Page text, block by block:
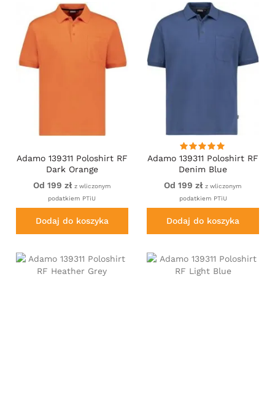
Adamo 139311 Poloshirt RF
Dark Orange
Od 199 zł z wliczonym
podatkiem PTiU
Dodaj do koszyka
Adamo 139311 Poloshirt RF
Denim Blue
Od 199 zł z wliczonym
podatkiem PTiU
Dodaj do koszyka